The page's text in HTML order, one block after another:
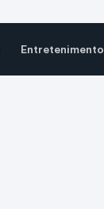
Entretenimento